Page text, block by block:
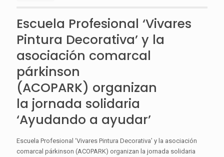
Escuela Profesional ‘Vivares
Pintura Decorativa’ y la
asociación comarcal
párkinson
(ACOPARK) organizan
la jornada solidaria
‘Ayudando a ayudar’
Escuela Profesional ‘Vivares Pintura Decorativa’ y la asociación
comarcal párkinson (ACOPARK) organizan la jornada solidaria